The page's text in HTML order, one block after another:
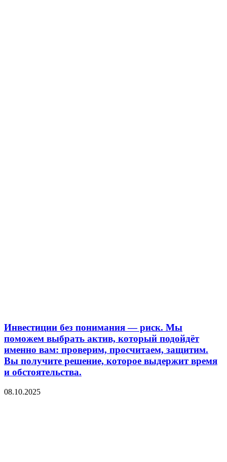
Инвестиции без понимания — риск. Мы
поможем выбрать актив, который подойдёт
именно вам: проверим, просчитаем, защитим.
Вы получите решение, которое выдержит время
и обстоятельства.
08.10.2025